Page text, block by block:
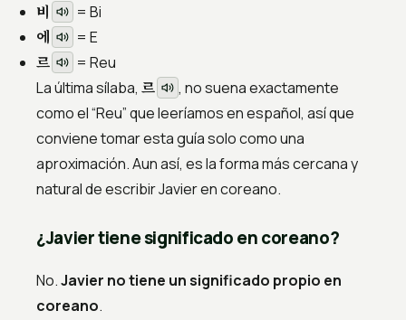
비 = Bi
에 = E
르 = Reu
La última sílaba, 르
, no suena exactamente
como el “Reu” que leeríamos en español, así que
conviene tomar esta guía solo como una
aproximación. Aun así, es la forma más cercana y
natural de escribir Javier en coreano.
¿Javier tiene significado en coreano?
No.Javier no tiene un significado propio en
coreano.